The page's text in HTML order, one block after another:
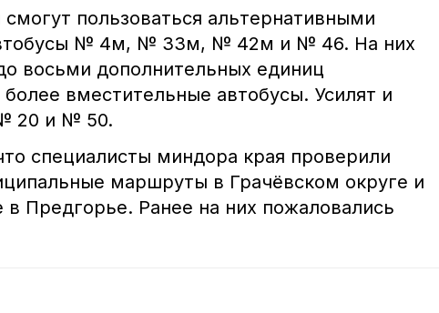
пользоваться альтернативными
№ 4м, № 33м, № 42м и № 46. На них
восьми дополнительных единиц
вместительные автобусы. Усилят и
20 и № 50.
специалисты миндора края проверили
маршруты в Грачёвском округе и
в Предгорье. Ранее на них пожаловались